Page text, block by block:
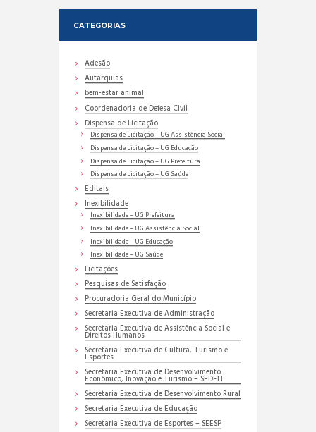
CATEGORIAS
Adesão
Autarquias
bem-estar animal
Coordenadoria de Defesa Civil
Dispensa de Licitação
Dispensa de Licitação – UG Assistência Social
Dispensa de Licitação – UG Educação
Dispensa de Licitação – UG Prefeitura
Dispensa de Licitação – UG Saúde
Editais
Inexibilidade
Inexibilidade – UG Prefeitura
Inexibilidade – UG Assistência Social
Inexibilidade – UG Educação
Inexibilidade – UG Saúde
Licitações
Pesquisas de Satisfação
Procuradoria Geral do Município
Secretaria Executiva de Administração
Secretaria Executiva de Assistência Social e
Direitos Humanos
Secretaria Executiva de Cultura, Turismo e
Esportes
Secretaria Executiva de Desenvolvimento
Econômico, Inovação e Turismo – SEDEIT
Secretaria Executiva de Desenvolvimento Rural
Secretaria Executiva de Educação
Secretaria Executiva de Esportes – SEESP